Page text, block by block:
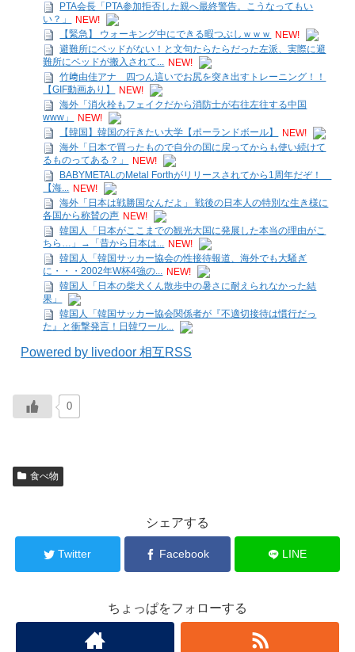
PTA会長「PTA参加拒否した親へ最終警告。こうなってもい
い？」
NEW!
【緊急】 ウォーキング中にできる暇つぶしｗｗｗ NEW!
避難所にベッドがない！と文句たらたらだった左派、実際に避
難所にベッドが搬入されて... NEW!
竹﨑由佳アナ 四つん這いでお尻を突き出すトレーニング！！
【GIF動画あり】
NEW!
海外「消火栓もフェイクだから消防士が右往左往する中国
www」
NEW!
【韓国】韓国の行きたい大学【ポーランドボール】
NEW!
海外「日本で買ったもので自分の国に戻ってからも使い続けて
るものってある？」
NEW!
BABYMETALのMetal Forthがリリースされてから1周年だぞ！
【海... NEW!
海外「日本は戦勝国なんだよ」 戦後の日本人の特別な生き様に
各国から称賛の声 NEW!
韓国人「日本がここまでの観光大国に発展した本当の理由がこ
ちら…」→「昔から日本は... NEW!
韓国人「韓国サッカー協会の性接待報道、海外でも大騒ぎ
に・・・2002年W杯4強の... NEW!
韓国人「日本の柴犬くん散歩中の暑さに耐えられなかった結
果」
韓国人「韓国サッカー協会関係者が『不適切接待は慣行だっ
た』と衝撃発言！日韓ワール...
Powered by livedoor 相互RSS
0
食べ物
シェアする
Twitter Facebook LINE
ちょっぱをフォローする